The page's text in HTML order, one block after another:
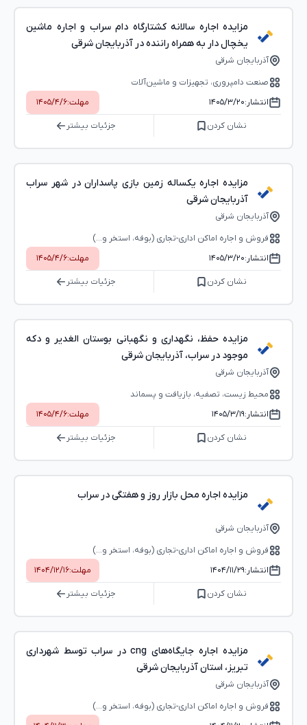
مزایده اجاره سالانه کشتارگاه دام سراب و اجاره ماشین
یخچال دار به همراه راننده در آذربایجان شرقی
آذربایجان شرقی
صنعت دامپروری، تجهیزات و ماشین‌آلات
انتشار:۱۴۰۵/۳/۲۰ مهلت:۱۴۰۵/۴/۶
نشان کردن جزئیات بیشتر
مزایده اجاره یکساله زمین بازی پاسداران در شهر سراب
آذربایجان شرقی
آذربایجان شرقی
فروش و اجاره اماکن اداری-تجاری (بوفه، استخر و...)
انتشار:۱۴۰۵/۳/۲۰ مهلت:۱۴۰۵/۴/۶
نشان کردن جزئیات بیشتر
مزایده حفظ، نگهداری و نگهبانی بوستان الغدیر و دکه
موجود در سراب، آذربایجان شرقی
آذربایجان شرقی
محیط زیست، تصفیه، بازیافت و پسماند
انتشار:۱۴۰۵/۳/۱۹ مهلت:۱۴۰۵/۴/۶
نشان کردن جزئیات بیشتر
مزایده اجاره محل بازار روز و هفتگی در سراب
آذربایجان شرقی
فروش و اجاره اماکن اداری-تجاری (بوفه، استخر و...)
انتشار:۱۴۰۴/۱۱/۲۹ مهلت:۱۴۰۴/۱۲/۱۶
نشان کردن جزئیات بیشتر
مزایده اجاره جایگاه‌های cng در سراب توسط شهرداری
تبریز، استان آذربایجان شرقی
آذربایجان شرقی
فروش و اجاره اماکن اداری-تجاری (بوفه، استخر و...)